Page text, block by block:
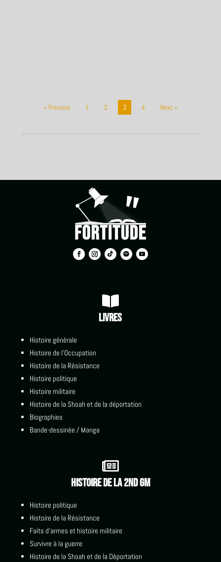
« Previous 1 2 3 4 Next »

Livres
Histoire générale
Histoire de l'Occupation
Histoire de la Résistance
Histoire politique
Histoire militaire
Histoire de la Shoah et de la déportation
Biographies
Bande-dessinée / Manga

Histoire de la 2nd GM
Histoire politique
Histoire de la Résistance
Faits d'armes et histoire militaire
Survivre à la guerre
Histoire de la Shoah et de la Déportation